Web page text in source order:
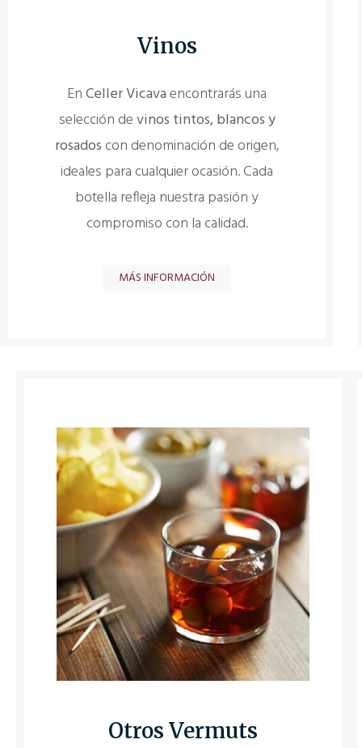
Vinos
EnCeller Vicavaencontrarás una
selección devinos tintos, blancos y
rosadoscon denominación de origen,
ideales para cualquier ocasión. Cada
botella refleja nuestra pasión y
compromiso con la calidad.
MÁS INFORMACIÓN
Otros Vermuts